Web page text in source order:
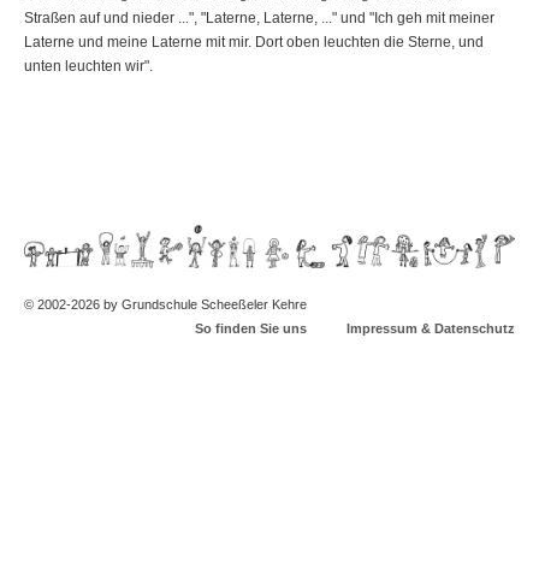
Straßen auf und nieder ...", "Laterne, Laterne, ..." und "Ich geh mit meiner
Laterne und meine Laterne mit mir. Dort oben leuchten die Sterne, und
unten leuchten wir".
© 2002-2026 by Grundschule Scheeßeler Kehre
So finden Sie uns
Impressum & Datenschutz